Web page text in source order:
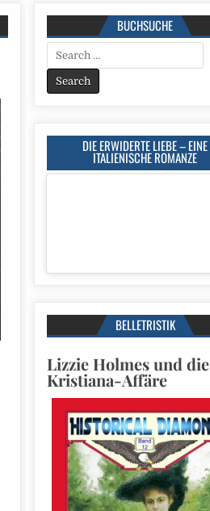
BUCHSUCHE
Search
for:
DIE ERWIDERTE LIEBE – EINE
ITALIENISCHE ROMANZE
BELLETRISTIK
Lizzie Holmes und die
Kristiana-Affäre